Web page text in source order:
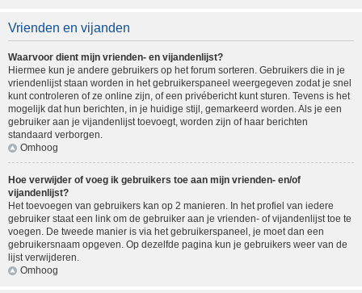
Vrienden en vijanden
Waarvoor dient mijn vrienden- en vijandenlijst?
Hiermee kun je andere gebruikers op het forum sorteren. Gebruikers die in je
vriendenlijst staan worden in het gebruikerspaneel weergegeven zodat je snel
kunt controleren of ze online zijn, of een privébericht kunt sturen. Tevens is het
mogelijk dat hun berichten, in je huidige stijl, gemarkeerd worden. Als je een
gebruiker aan je vijandenlijst toevoegt, worden zijn of haar berichten
standaard verborgen.
Omhoog
Hoe verwijder of voeg ik gebruikers toe aan mijn vrienden- en/of
vijandenlijst?
Het toevoegen van gebruikers kan op 2 manieren. In het profiel van iedere
gebruiker staat een link om de gebruiker aan je vrienden- of vijandenlijst toe te
voegen. De tweede manier is via het gebruikerspaneel, je moet dan een
gebruikersnaam opgeven. Op dezelfde pagina kun je gebruikers weer van de
lijst verwijderen.
Omhoog